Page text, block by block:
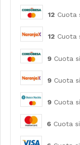
12 Cuota
12 Cuota
9 Cuota
9 Cuota
9 Cuota
6 Cuota